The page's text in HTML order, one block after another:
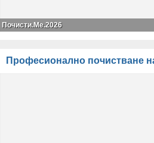
Почисти.Ме.2026
Професионално почистване